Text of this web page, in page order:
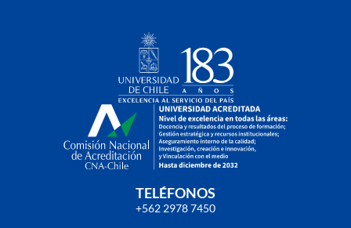
TELÉFONOS
+562 2978 7450